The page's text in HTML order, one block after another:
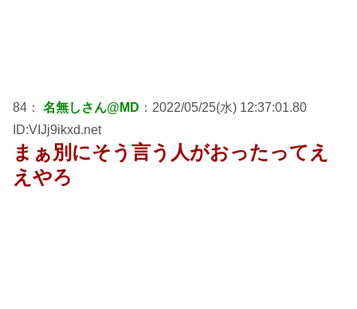
84： 名無しさん@MD ：2022/05/25(水) 12:37:01.80
ID:VIJj9ikxd.net
まぁ別にそう言う人がおったってえ
えやろ